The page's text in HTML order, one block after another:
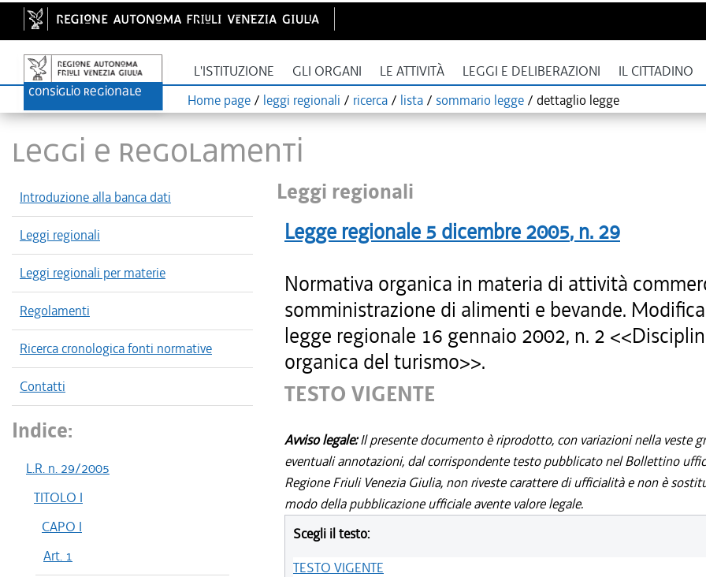
L'ISTITUZIONE GLI ORGANI LE ATTIVITÀ LEGGI E DELIBERAZIONI IL CITTADINO
Home page / leggi regionali / ricerca / lista / sommario legge / dettaglio legge
LEGGI E REGOLAMENTI
Introduzione alla banca dati
Leggi regionali
Leggi regionali per materie
Regolamenti
Ricerca cronologica fonti normative
Contatti
Indice:
L.R. n. 29/2005
TITOLO I
CAPO I
Art. 1
Leggi regionali
Legge regionale 5 dicembre 2005, n. 29
Normativa organica in materia di attività
somministrazione di alimenti e bevande.
legge regionale 16 gennaio 2002, n. 2
organica del turismo>>.
TESTO VIGENTE
Avviso legale:Il presente documento è riprodotto, con variazioni nella veste
eventuali annotazioni, dal corrispondente testo pubblicato nel Bollettino
Regione Friuli Venezia Giulia, non riveste carattere di ufficialità e non è
modo della pubblicazione ufficiale avente valore legale.
Scegli il testo:
TESTO VIGENTE